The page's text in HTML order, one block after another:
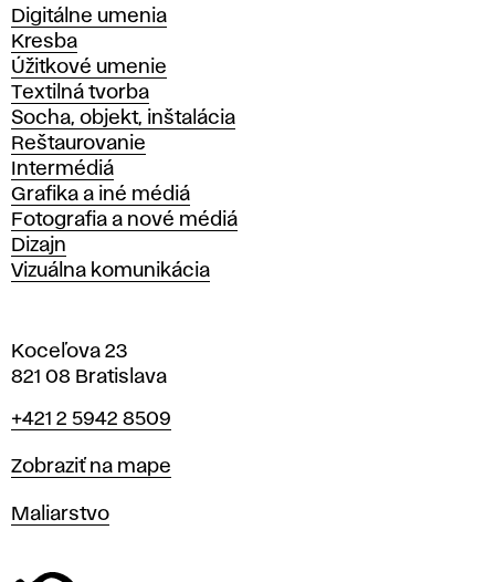
Katedry
Digitálne umenia
Kresba
Úžitkové umenie
Textilná tvorba
Socha, objekt, inštalácia
Reštaurovanie
Intermédiá
Grafika a iné médiá
Fotografia a nové médiá
Dizajn
Vizuálna komunikácia
Koceľova 23
821 08 Bratislava
Telefón
+421 2 5942 8509
Mapa
Zobraziť na mape
Katedry
Maliarstvo